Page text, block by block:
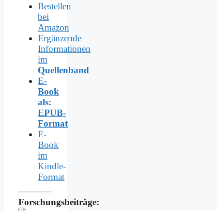
Bestellen
bei
Amazon
Ergänzende
Informationen
im
Quellenband
E-
Book
als:
EPUB-
Format
E-
Book
im
Kindle-
Format
Forschungsbeiträge: